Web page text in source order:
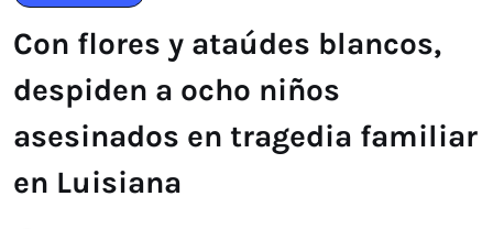
Con flores y ataúdes blancos,
despiden a ocho niños
asesinados en tragedia familiar
en Luisiana